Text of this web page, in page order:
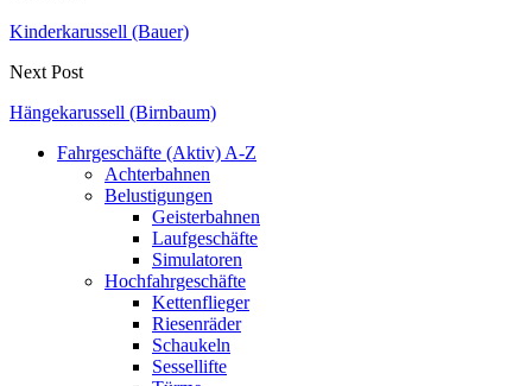
Kinderkarussell (Bauer)
Next Post
Hängekarussell (Birnbaum)
Fahrgeschäfte (Aktiv) A-Z
Achterbahnen
Belustigungen
Geisterbahnen
Laufgeschäfte
Simulatoren
Hochfahrgeschäfte
Kettenflieger
Riesenräder
Schaukeln
Sessellifte